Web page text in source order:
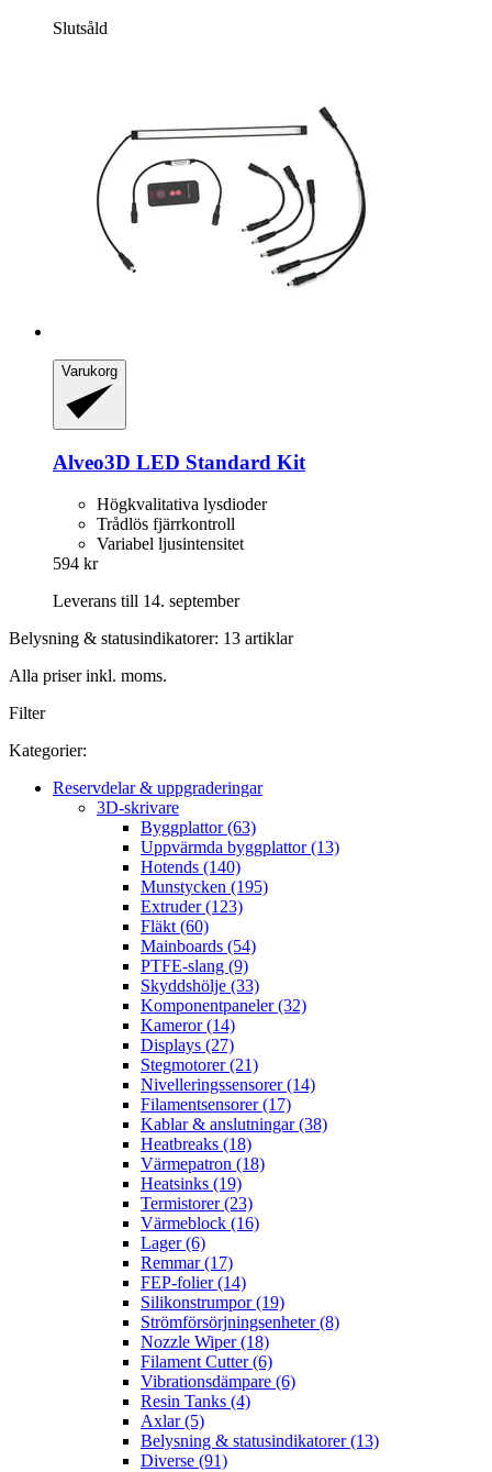
Slutsåld
Varukorg
Alveo3D LED Standard Kit
Högkvalitativa lysdioder
Trådlös fjärrkontroll
Variabel ljusintensitet
594 kr
Leverans till 14. september
Belysning & statusindikatorer: 13 artiklar
Alla priser inkl. moms.
Filter
Kategorier:
Reservdelar & uppgraderingar
3D-skrivare
Byggplattor (63)
Uppvärmda byggplattor (13)
Hotends (140)
Munstycken (195)
Extruder (123)
Fläkt (60)
Mainboards (54)
PTFE-slang (9)
Skyddshölje (33)
Komponentpaneler (32)
Kameror (14)
Displays (27)
Stegmotorer (21)
Nivelleringssensorer (14)
Filamentsensorer (17)
Kablar & anslutningar (38)
Heatbreaks (18)
Värmepatron (18)
Heatsinks (19)
Termistorer (23)
Värmeblock (16)
Lager (6)
Remmar (17)
FEP-folier (14)
Silikonstrumpor (19)
Strömförsörjningsenheter (8)
Nozzle Wiper (18)
Filament Cutter (6)
Vibrationsdämpare (6)
Resin Tanks (4)
Axlar (5)
Belysning & statusindikatorer (13)
Diverse (91)